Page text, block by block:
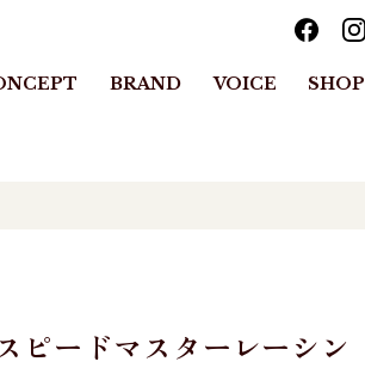
BRAND VOICE SHOP
ードマスターレーシン